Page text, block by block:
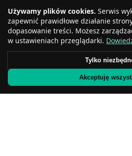
Katowice
Gdynia
Częstochowa
Radom
Rzeszów
Sosnowiec
Gliwice
Używamy plików cookies. Serwis
zapewnić prawidłowe działanie
dopasowanie treści. Możesz
w ustawieniach przeglądarki.
Tylko
Akceptuję